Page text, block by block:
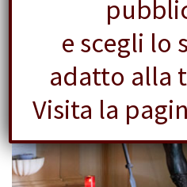
e scegli lo
adatto alla
Visita la